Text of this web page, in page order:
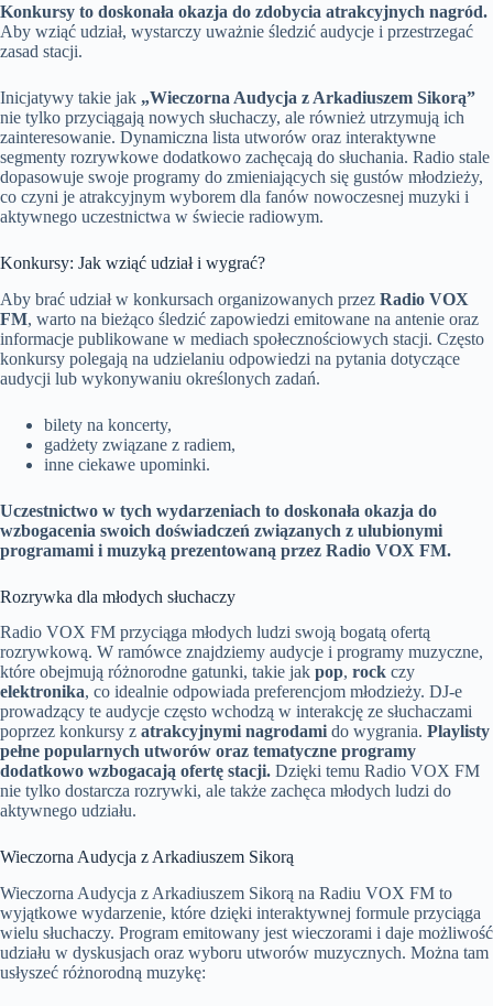
Konkursy to doskonała okazja do zdobycia atrakcyjnych nagród.
Aby wziąć udział, wystarczy uważnie śledzić audycje i przestrzegać
zasad stacji.
Inicjatywy takie jak „Wieczorna Audycja z Arkadiuszem Sikorą”
nie tylko przyciągają nowych słuchaczy, ale również utrzymują ich
zainteresowanie. Dynamiczna lista utworów oraz interaktywne
segmenty rozrywkowe dodatkowo zachęcają do słuchania. Radio stale
dopasowuje swoje programy do zmieniających się gustów młodzieży,
co czyni je atrakcyjnym wyborem dla fanów nowoczesnej muzyki i
aktywnego uczestnictwa w świecie radiowym.
Konkursy: Jak wziąć udział i wygrać?
Aby brać udział w konkursach organizowanych przez Radio VOX
FM, warto na bieżąco śledzić zapowiedzi emitowane na antenie oraz
informacje publikowane w mediach społecznościowych stacji. Często
konkursy polegają na udzielaniu odpowiedzi na pytania dotyczące
audycji lub wykonywaniu określonych zadań.
bilety na koncerty,
gadżety związane z radiem,
inne ciekawe upominki.
Uczestnictwo w tych wydarzeniach to doskonała okazja do
wzbogacenia swoich doświadczeń związanych z ulubionymi
programami i muzyką prezentowaną przez Radio VOX FM.
Rozrywka dla młodych słuchaczy
Radio VOX FM przyciąga młodych ludzi swoją bogatą ofertą
rozrywkową. W ramówce znajdziemy audycje i programy muzyczne,
które obejmują różnorodne gatunki, takie jak pop, rock czy
elektronika, co idealnie odpowiada preferencjom młodzieży. DJ-e
prowadzący te audycje często wchodzą w interakcję ze słuchaczami
poprzez konkursy z atrakcyjnymi nagrodami do wygrania. Playlisty
pełne popularnych utworów oraz tematyczne programy
dodatkowo wzbogacają ofertę stacji. Dzięki temu Radio VOX FM
nie tylko dostarcza rozrywki, ale także zachęca młodych ludzi do
aktywnego udziału.
Wieczorna Audycja z Arkadiuszem Sikorą
Wieczorna Audycja z Arkadiuszem Sikorą na Radiu VOX FM to
wyjątkowe wydarzenie, które dzięki interaktywnej formule przyciąga
wielu słuchaczy. Program emitowany jest wieczorami i daje możliwość
udziału w dyskusjach oraz wyboru utworów muzycznych. Można tam
usłyszeć różnorodną muzykę: